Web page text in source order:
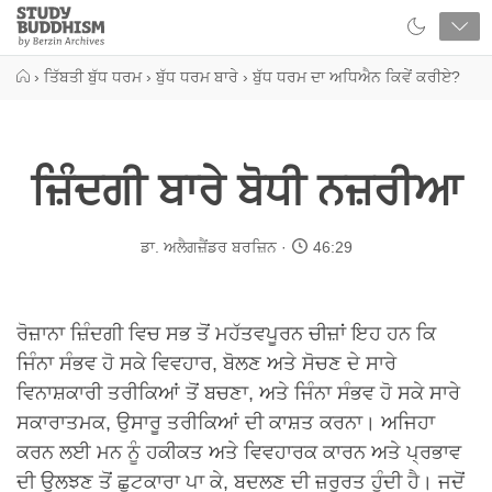
Close
Study
Buddhism
Home
› ਤਿੱਬਤੀ ਬੁੱਧ ਧਰਮ › ਬੁੱਧ ਧਰਮ ਬਾਰੇ › ਬੁੱਧ ਧਰਮ ਦਾ ਅਧਿਐਨ ਕਿਵੇਂ ਕਰੀਏ?
ਜ਼ਿੰਦਗੀ ਬਾਰੇ ਬੋਧੀ ਨਜ਼ਰੀਆ
ਡਾ. ਅਲੈਗਜ਼ੈਂਡਰ ਬਰਜ਼ਿਨ 46:29
ਰੋਜ਼ਾਨਾ ਜ਼ਿੰਦਗੀ ਵਿਚ ਸਭ ਤੋਂ ਮਹੱਤਵਪੂਰਨ ਚੀਜ਼ਾਂ ਇਹ ਹਨ ਕਿ
ਜਿੰਨਾ ਸੰਭਵ ਹੋ ਸਕੇ ਵਿਵਹਾਰ, ਬੋਲਣ ਅਤੇ ਸੋਚਣ ਦੇ ਸਾਰੇ
ਵਿਨਾਸ਼ਕਾਰੀ ਤਰੀਕਿਆਂ ਤੋਂ ਬਚਣਾ, ਅਤੇ ਜਿੰਨਾ ਸੰਭਵ ਹੋ ਸਕੇ ਸਾਰੇ
ਸਕਾਰਾਤਮਕ, ਉਸਾਰੂ ਤਰੀਕਿਆਂ ਦੀ ਕਾਸ਼ਤ ਕਰਨਾ। ਅਜਿਹਾ
ਕਰਨ ਲਈ ਮਨ ਨੂੰ ਹਕੀਕਤ ਅਤੇ ਵਿਵਹਾਰਕ ਕਾਰਨ ਅਤੇ ਪ੍ਰਭਾਵ
ਦੀ ਉਲਝਣ ਤੋਂ ਛੁਟਕਾਰਾ ਪਾ ਕੇ, ਬਦਲਣ ਦੀ ਜ਼ਰੂਰਤ ਹੁੰਦੀ ਹੈ। ਜਦੋਂ